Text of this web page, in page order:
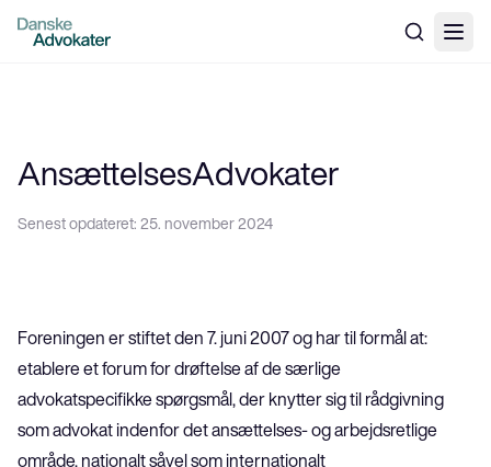
AnsættelsesAdvokater
Senest opdateret: 25. november 2024
Foreningen er stiftet den 7. juni 2007 og har til formål at:
etablere et forum for drøftelse af de særlige
advokatspecifikke spørgsmål, der knytter sig til rådgivning
som advokat indenfor det ansættelses- og arbejdsretlige
område, nationalt såvel som internationalt